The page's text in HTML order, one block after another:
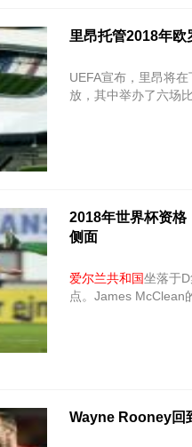
里昂托管2018年欧
UEFA宣布，里昂将
放，其中举办了六场
2018年世界杯资格
侧面
爱尔兰共和国坐落于
点。James McClean
Wayne Rooney回